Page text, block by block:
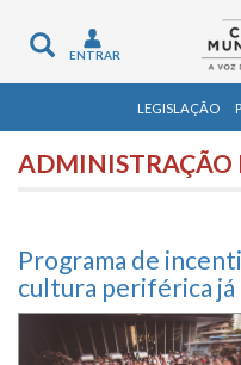
Toggle
navigation
ENTRAR
LEGISLAÇÃO
ADMINISTRAÇÃO
Programa de
cultura periférica já